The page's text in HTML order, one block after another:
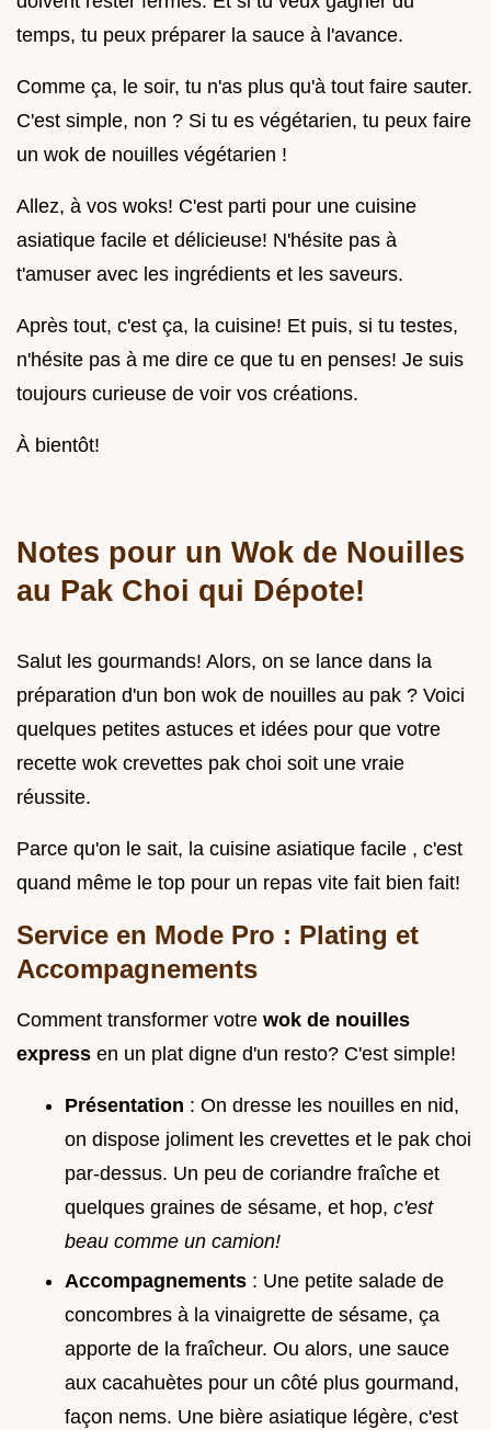
temps, tu peux préparer la sauce à l'avance.
Comme ça, le soir, tu n'as plus qu'à tout faire sauter.
C'est simple, non ? Si tu es végétarien, tu peux faire
un wok de nouilles végétarien !
Allez, à vos woks! C'est parti pour une cuisine
asiatique facile et délicieuse! N'hésite pas à
t'amuser avec les ingrédients et les saveurs.
Après tout, c'est ça, la cuisine! Et puis, si tu testes,
n'hésite pas à me dire ce que tu en penses! Je suis
toujours curieuse de voir vos créations.
À bientôt!
Notes pour un Wok de Nouilles
au Pak Choi qui Dépote!
Salut les gourmands! Alors, on se lance dans la
préparation d'un bon wok de nouilles au pak ? Voici
quelques petites astuces et idées pour que votre
recette wok crevettes pak choi soit une vraie
réussite.
Parce qu'on le sait, la cuisine asiatique facile , c'est
quand même le top pour un repas vite fait bien fait!
Service en Mode Pro : Plating et
Accompagnements
Comment transformer votre wok de nouilles
express en un plat digne d'un resto? C'est simple!
Présentation : On dresse les nouilles en nid,
on dispose joliment les crevettes et le pak choi
par-dessus. Un peu de coriandre fraîche et
quelques graines de sésame, et hop, c'est
beau comme un camion!
Accompagnements : Une petite salade de
concombres à la vinaigrette de sésame, ça
apporte de la fraîcheur. Ou alors, une sauce
aux cacahuètes pour un côté plus gourmand,
façon nems. Une bière asiatique légère, c'est